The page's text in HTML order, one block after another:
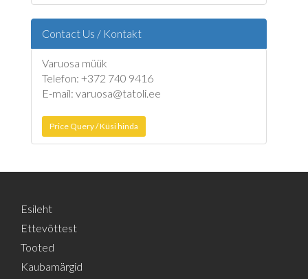
Contact Us / Kontakt
Varuosa müük
Telefon: +372 740 9416
E-mail: varuosa@tatoli.ee
Price Query / Küsi hinda
Esileht
Ettevõttest
Tooted
Kaubamärgid